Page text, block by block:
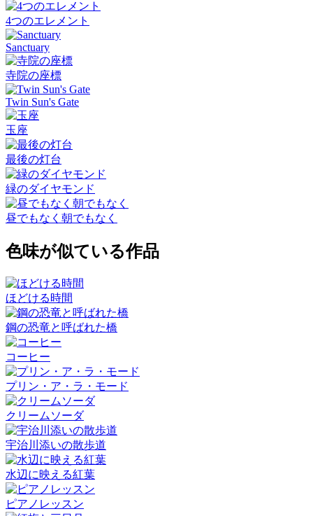
4つのエレメント
Sanctuary
寺院の座標
Twin Sun's Gate
玉座
最後の灯台
緑のダイヤモンド
昼でもなく朝でもなく
色味が似ている作品
ほどける時間
鋼の恐竜と呼ばれた橋
コーヒー
プリン・ア・ラ・モード
クリームソーダ
宇治川添いの散歩道
水辺に映える紅葉
ピアノレッスン